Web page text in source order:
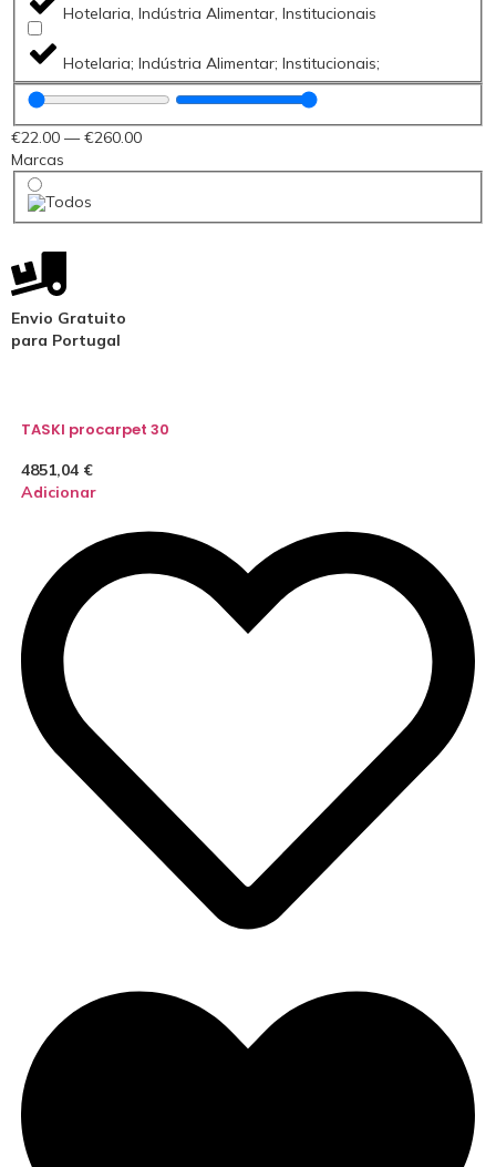
Hotelaria, Indústria Alimentar, Institucionais
Hotelaria; Indústria Alimentar; Institucionais;
€22 .00 —€260.00
Marcas
Envio Gratuito
para Portugal
TASKI procarpet 30
4851,04 €
Adicionar